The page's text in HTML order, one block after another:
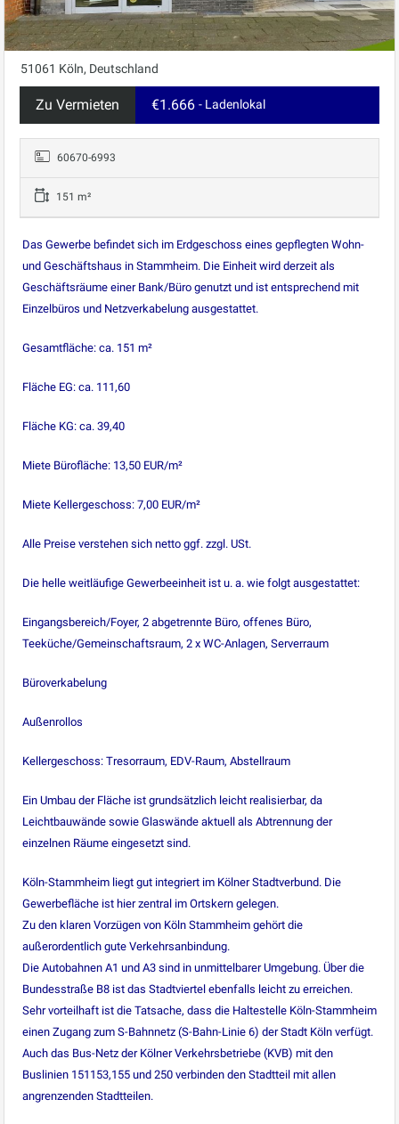
51061 Köln, Deutschland
Zu Vermieten €1.666 - Ladenlokal
60670-6993
151 m²
Das Gewerbe befindet sich im Erdgeschoss eines gepflegten Wohn-
und Geschäftshaus in Stammheim. Die Einheit wird derzeit als
Geschäftsräume einer Bank/Büro genutzt und ist entsprechend mit
Einzelbüros und Netzverkabelung ausgestattet.
Gesamtfläche: ca. 151 m²
Fläche EG: ca. 111,60
Fläche KG: ca. 39,40
Miete Bürofläche: 13,50 EUR/m²
Miete Kellergeschoss: 7,00 EUR/m²
Alle Preise verstehen sich netto ggf. zzgl. USt.
Die helle weitläufige Gewerbeeinheit ist u. a. wie folgt ausgestattet:
Eingangsbereich/Foyer, 2 abgetrennte Büro, offenes Büro,
Teeküche/Gemeinschaftsraum, 2 x WC-Anlagen, Serverraum
Büroverkabelung
Außenrollos
Kellergeschoss: Tresorraum, EDV-Raum, Abstellraum
Ein Umbau der Fläche ist grundsätzlich leicht realisierbar, da
Leichtbauwände sowie Glaswände aktuell als Abtrennung der
einzelnen Räume eingesetzt sind.
Köln-Stammheim liegt gut integriert im Kölner Stadtverbund. Die
Gewerbefläche ist hier zentral im Ortskern gelegen.
Zu den klaren Vorzügen von Köln Stammheim gehört die
außerordentlich gute Verkehrsanbindung.
Die Autobahnen A1 und A3 sind in unmittelbarer Umgebung. Über die
Bundesstraße B8 ist das Stadtviertel ebenfalls leicht zu erreichen.
Sehr vorteilhaft ist die Tatsache, dass die Haltestelle Köln-Stammheim
einen Zugang zum S-Bahnnetz (S-Bahn-Linie 6) der Stadt Köln verfügt.
Auch das Bus-Netz der Kölner Verkehrsbetriebe (KVB) mit den
Buslinien 151153,155 und 250 verbinden den Stadtteil mit allen
angrenzenden Stadtteilen.